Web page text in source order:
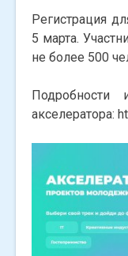
Регистрация
5 марта.
не более 500
Подробности
акселератора: